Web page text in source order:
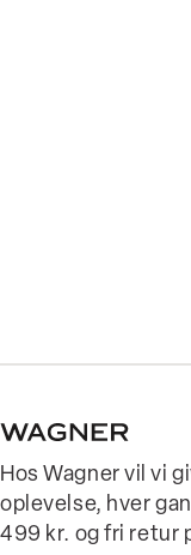
Hos Wagner vil vi
oplevelse, hver
499 kr. og fri retur